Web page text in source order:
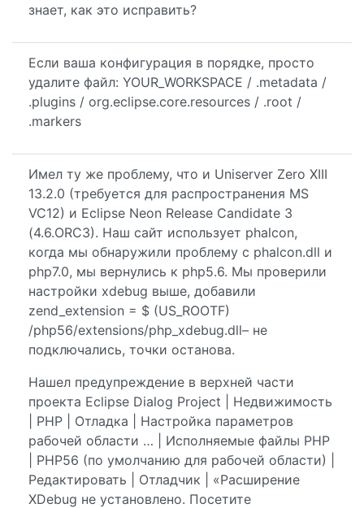
знает, как это исправить?
Если ваша конфигурация в порядке, просто
удалите файл: YOUR_WORKSPACE / .metadata /
.plugins / org.eclipse.core.resources / .root /
.markers
Имел ту же проблему, что и Uniserver Zero XIII
13.2.0 (требуется для распространения MS
VC12) и Eclipse Neon Release Candidate 3
(4.6.ORC3). Наш сайт использует phalcon,
когда мы обнаружили проблему с phalcon.dll и
php7.0, мы вернулись к php5.6. Мы проверили
настройки xdebug выше, добавили
zend_extension = $ (US_ROOTF)
/php56/extensions/php_xdebug.dll– не
подключались, точки останова.
Нашел предупреждение в верхней части
проекта Eclipse Dialog Project | Недвижимость
| PHP | Отладка | Настройка параметров
рабочей области … | Исполняемые файлы PHP
| PHP56 (по умолчанию для рабочей области) |
Редактировать | Отладчик | «Расширение
XDebug не установлено. Посетите